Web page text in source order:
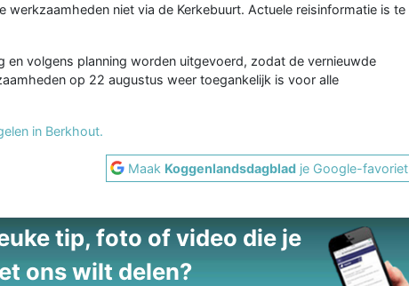
werkzaamheden niet via de Kerkebuurt. Actuele reisinformatie is te
en volgens planning worden uitgevoerd, zodat de vernieuwde
op 22 augustus weer toegankelijk is voor alle
in Berkhout.
Maak Koggenlandsdagblad je Google-favoriet
tip, foto of video die je
ons wilt delen?